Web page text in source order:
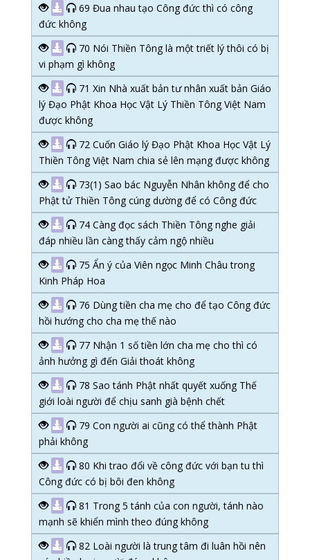
69 Đua nhau tạo Công đức thì có công
đức không
70 Nói Thiền Tông là một triết lý thôi có bị
vi phạm gì không
71 Xin Nhà xuất bản tư nhân xuất bản Giáo
lý Đạo Phật Khoa Học Vật Lý Thiền Tông Việt Nam
được không
72 Cuốn Giáo lý Đạo Phật Khoa Học Vật Lý
Thiền Tông Việt Nam chia sẻ lên mạng được không
73(1) Sao bác Nguyễn Nhân không để cho
Phật tử Thiền Tông cúng dường để có Công đức
74 Càng đọc sách Thiền Tông nghe giải
đáp nhiều lần càng thấy cảm ngộ nhiều
75 Ẩn ý của Viên ngọc Minh Châu trong
Kinh Pháp Hoa
76 Dùng tiền cha mẹ cho để tạo Công đức
hồi hướng cho cha mẹ thế nào
77 Nhận 1 số tiền lớn cha mẹ cho thì có
ảnh hưởng gì đến Giải thoát không
78 Sao tánh Phật nhất quyết xuống Thế
giới loài người để chịu sanh già bệnh chết
79 Con người ai cũng có thể thành Phật
phải không
80 Khi trao đổi về công đức với bạn tu thì
Công đức có bị bôi đen không
81 Trong 5 tánh của con người, tánh nào
mạnh sẽ khiển mình theo đúng không
82 Loài người là trung tâm đi luân hồi nên